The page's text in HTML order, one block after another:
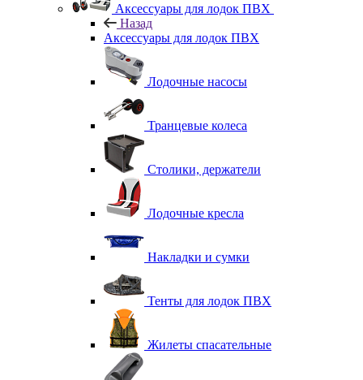
Аксессуары для лодок ПВХ
Назад
Аксессуары для лодок ПВХ
Лодочные насосы
Транцевые колеса
Столики, держатели
Лодочные кресла
Накладки и сумки
Тенты для лодок ПВХ
Жилеты спасательные